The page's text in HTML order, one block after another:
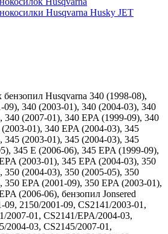
Husqvarna Husky JET
бензопил Husqvarna 340 (1998-08),
09), 340 (2003-01), 340 (2004-03), 340
340 (2007-01), 340 EPA (1999-09), 340
01), 340 EPA (2004-03), 345
345 (2003-01), 345 (2004-03), 345
345 E (2006-06), 345 EPA (1999-09),
(2003-01), 345 EPA (2004-03), 350
350 (2004-03), 350 (2005-05), 350
350 EPA (2001-09), 350 EPA (2003-01),
(2006-06), бензопил Jonsered
09, 2150/2001-09, CS2141/2003-01,
2007-01, CS2141/EPA/2004-03,
2004-03, CS2145/2007-01,